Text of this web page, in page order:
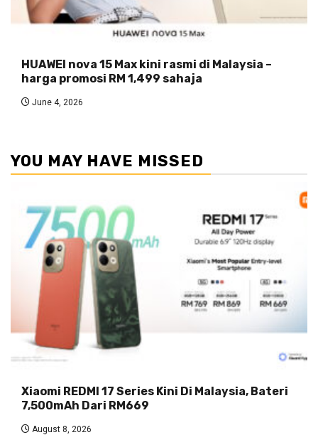
HUAWEI nova 15 Max kini rasmi di Malaysia –
harga promosi RM 1,499 sahaja
June 4, 2026
YOU MAY HAVE MISSED
Xiaomi REDMI 17 Series Kini Di Malaysia, Bateri
7,500mAh Dari RM669
August 8, 2026